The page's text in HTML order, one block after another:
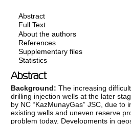
Abstract
Full Text
About the authors
References
Supplementary files
Statistics
Abstract
Background:The increasing
drilling injection wells at the later
by NC “KazMunayGas” JSC, due to
existing wells and uneven reserve
problem today. Developments in